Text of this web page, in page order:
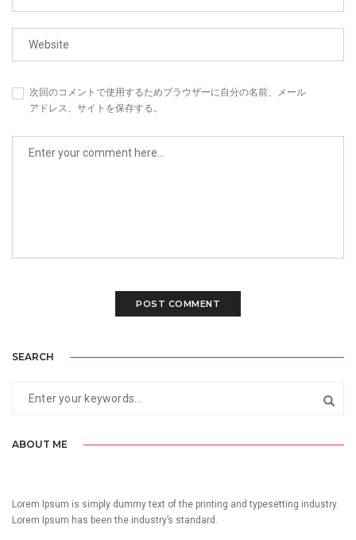
次回のコメントで使用するためブラウザーに自分の名前、メール
アドレス、サイトを保存する。
SEARCH
ABOUT ME
Lorem Ipsum is simply dummy text of the printing and typesetting industry.
Lorem Ipsum has been the industry’s standard.